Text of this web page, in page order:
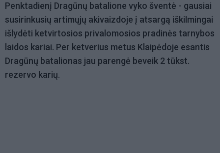
Penktadienį Dragūnų batalione vyko šventė - gausiai
susirinkusių artimųjų akivaizdoje į atsargą iškilmingai
išlydėti ketvirtosios privalomosios pradinės tarnybos
laidos kariai. Per ketverius metus Klaipėdoje esantis
Dragūnų batalionas jau parengė beveik 2 tūkst.
rezervo karių.